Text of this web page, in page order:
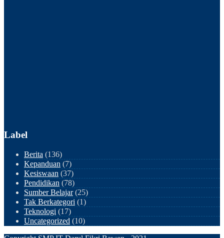
Label
Berita (136)
Kepanduan (7)
Kesiswaan (37)
Pendidikan (78)
Sumber Belajar(25)
Tak Berkategori (1)
Teknologi (17)
Uncategorized (10)